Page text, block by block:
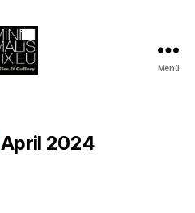
Menü
April 2024